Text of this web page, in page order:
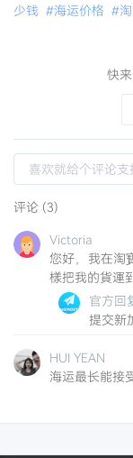
少钱 #海运价格 #
快
评论 (3)
Victoria
您好，我在淘
樣把我的貨運
官方回
提交新
HUI YEAN
海运最长能接